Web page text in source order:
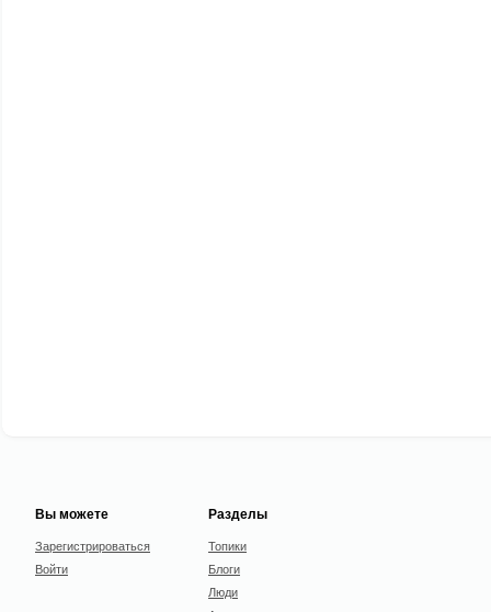
Вы можете
Зарегистрироваться
Войти
Разделы
Топики
Блоги
Люди